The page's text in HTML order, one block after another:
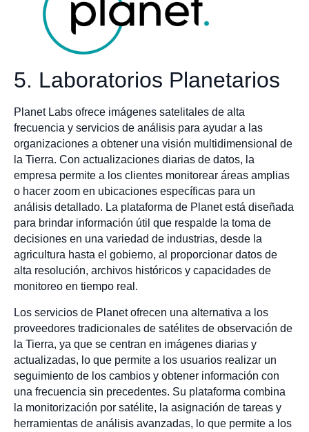
5. Laboratorios Planetarios
Planet Labs ofrece imágenes satelitales de alta
frecuencia y servicios de análisis para ayudar a las
organizaciones a obtener una visión multidimensional de
la Tierra. Con actualizaciones diarias de datos, la
empresa permite a los clientes monitorear áreas amplias
o hacer zoom en ubicaciones específicas para un
análisis detallado. La plataforma de Planet está diseñada
para brindar información útil que respalde la toma de
decisiones en una variedad de industrias, desde la
agricultura hasta el gobierno, al proporcionar datos de
alta resolución, archivos históricos y capacidades de
monitoreo en tiempo real.
Los servicios de Planet ofrecen una alternativa a los
proveedores tradicionales de satélites de observación de
la Tierra, ya que se centran en imágenes diarias y
actualizadas, lo que permite a los usuarios realizar un
seguimiento de los cambios y obtener información con
una frecuencia sin precedentes. Su plataforma combina
la monitorización por satélite, la asignación de tareas y
herramientas de análisis avanzadas, lo que permite a los